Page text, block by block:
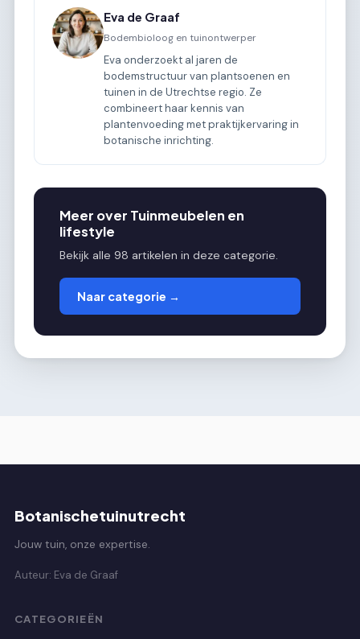
Eva de Graaf
Bodembioloog en tuinontwerper
Eva onderzoekt al jaren de
bodemstructuur van plantsoenen en
tuinen in de Utrechtse regio. Ze
combineert haar kennis van
plantenvoeding met praktijkervaring in
botanische inrichting.
Meer over Tuinmeubelen en
lifestyle
Bekijk alle 98 artikelen in deze categorie.
Naar categorie →
Botanischetuinutrecht
Jouw tuin, onze expertise.
Auteur: Eva de Graaf
CATEGORIEËN